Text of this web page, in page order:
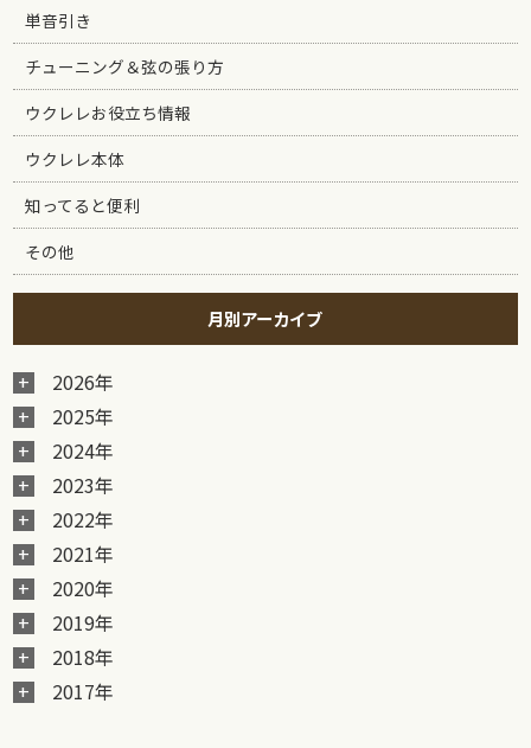
単音引き
チューニング＆弦の張り方
ウクレレお役立ち情報
ウクレレ本体
知ってると便利
その他
月別アーカイブ
2026年
2025年
2024年
2023年
2022年
2021年
2020年
2019年
2018年
2017年